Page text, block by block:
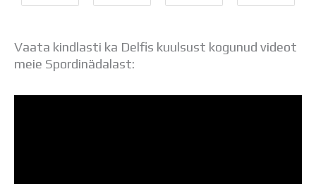
Virtuaaltuur
Kontaktid
Tööpakkumised
Vaata kindlasti ka Delfis kuulsust kogunud videot
meie Spordinädalast: